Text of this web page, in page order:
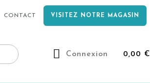
CONTACT VISITEZ NOTRE MAGASIN
Connexion 0,00 €